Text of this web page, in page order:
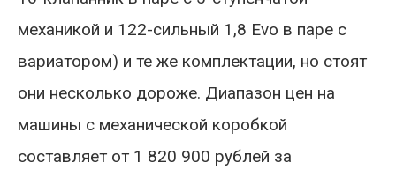
механикой и 122-сильный 1,8 Evo в паре с
вариатором) и те же комплектации, но стоят
они несколько дороже. Диапазон цен на
машины с механической коробкой
составляет от 1 820 900 рублей за